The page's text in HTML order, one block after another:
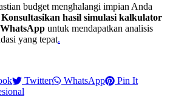
budget menghalangi impian Anda
Konsultasikan hasil simulasi kalkulator
untuk mendapatkan analisis
yang tepat.
Twitter WhatsApp
Pin It